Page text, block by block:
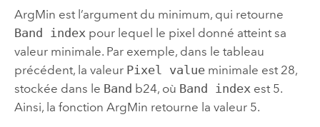
ArgMin est l’argument du minimum, qui retourne
Band indexpour lequel le pixel donné atteint sa
valeur minimale. Par exemple, dans le tableau
précédent, la valeur Pixel valueminimale est 28,
stockée dans le Band b24, où Band indexest 5.
Ainsi, la fonction ArgMin retourne la valeur 5.